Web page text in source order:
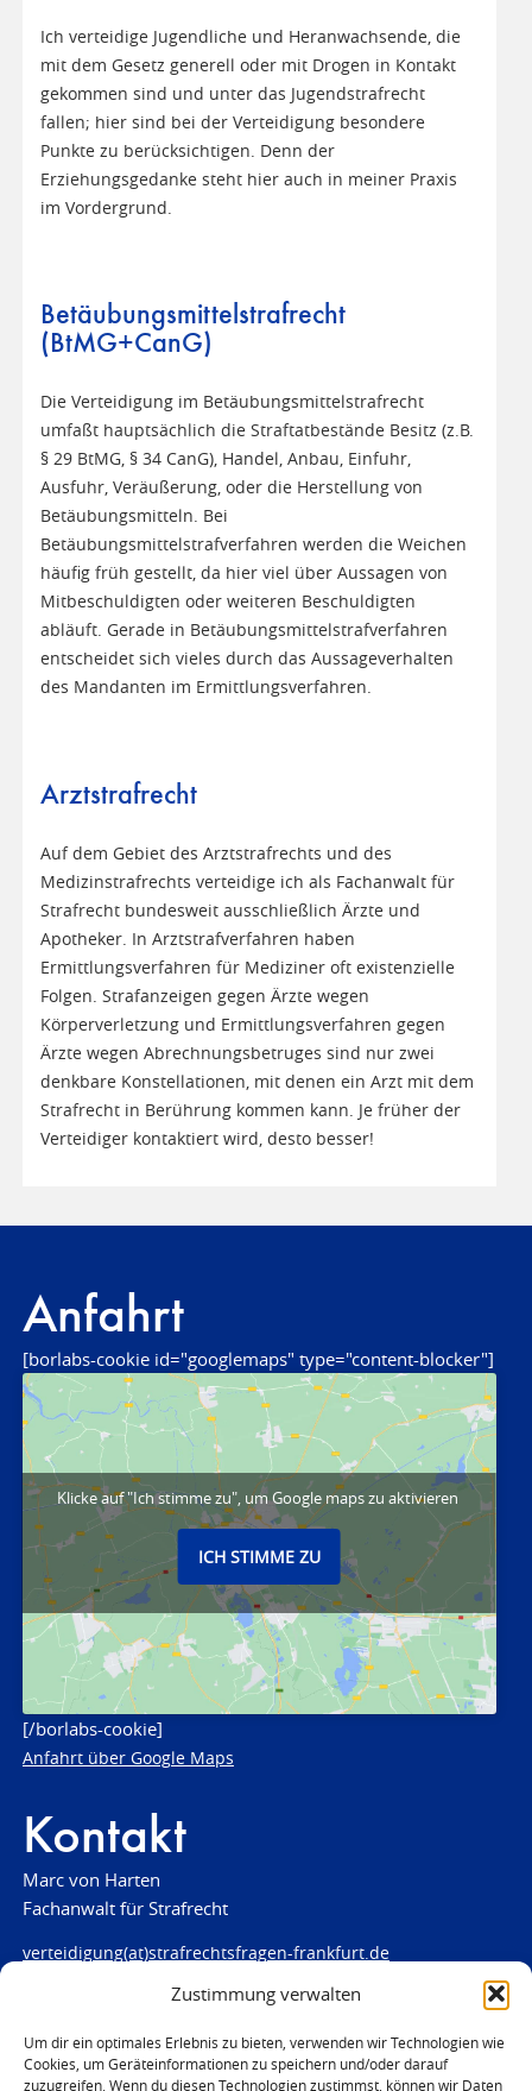
Zustimmung verwalten
Um dir ein optimales Erlebnis zu bieten, verwenden wir Technologien wie
Cookies, um Geräteinformationen zu speichern und/oder darauf
zuzugreifen. Wenn du diesen Technologien zustimmst, können wir Daten
Ich verteidige Jugendliche und Heranwachsende, die
mit dem Gesetz generell oder mit Drogen in Kontakt
gekommen sind und unter das Jugendstrafrecht
fallen; hier sind bei der Verteidigung besondere
Punkte zu berücksichtigen. Denn der
Erziehungsgedanke steht hier auch in meiner Praxis
im Vordergrund.
Betäubungsmittelstrafrecht
(BtMG+CanG)
Die Verteidigung im Betäubungsmittelstrafrecht
umfaßt hauptsächlich die Straftatbestände Besitz (z.B.
§ 29 BtMG, § 34 CanG), Handel, Anbau, Einfuhr,
Ausfuhr, Veräußerung, oder die Herstellung von
Betäubungsmitteln. Bei
Betäubungsmittelstrafverfahren werden die Weichen
häufig früh gestellt, da hier viel über Aussagen von
Mitbeschuldigten oder weiteren Beschuldigten
abläuft. Gerade in Betäubungsmittelstrafverfahren
entscheidet sich vieles durch das Aussageverhalten
des Mandanten im Ermittlungsverfahren.
Arztstrafrecht
Auf dem Gebiet des Arztstrafrechts und des
Medizinstrafrechts verteidige ich als Fachanwalt für
Strafrecht bundesweit ausschließlich Ärzte und
Apotheker. In Arztstrafverfahren haben
Ermittlungsverfahren für Mediziner oft existenzielle
Folgen. Strafanzeigen gegen Ärzte wegen
Körperverletzung und Ermittlungsverfahren gegen
Ärzte wegen Abrechnungsbetruges sind nur zwei
denkbare Konstellationen, mit denen ein Arzt mit dem
Strafrecht in Berührung kommen kann. Je früher der
Verteidiger kontaktiert wird, desto besser!
Anfahrt
[borlabs-cookie id="googlemaps" type="content-blocker"]
Klicke auf "Ich stimme zu", um Google maps zu aktivieren
ICH STIMME ZU
[/borlabs-cookie]
Anfahrt über Google Maps
Kontakt
Marc von Harten
Fachanwalt für Strafrecht
verteidigung(at)strafrechtsfragen-frankfurt.de
www.strafrechtsfragen-frankfurt.de
Louisenstraße 84
61348 Bad Homburg